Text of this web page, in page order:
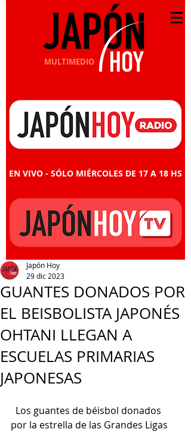
MULTIMEDIO
EN VIVO - SÓLO MIÉRCOLES DE 17 A 18 HS
GUANTES DONADOS POR
EL BEISBOLISTA JAPONÉS
OHTANI LLEGAN A
ESCUELAS PRIMARIAS
JAPONESAS
Japón Hoy
29 dic 2023
Los guantes de béisbol donados
por la estrella de las Grandes Ligas